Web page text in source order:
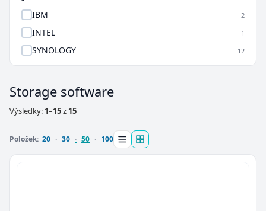
IBM
2
INTEL 1
SYNOLOGY 12
Storage software
Výsledky: 1–15z 15
Položek: 20 30 50 100